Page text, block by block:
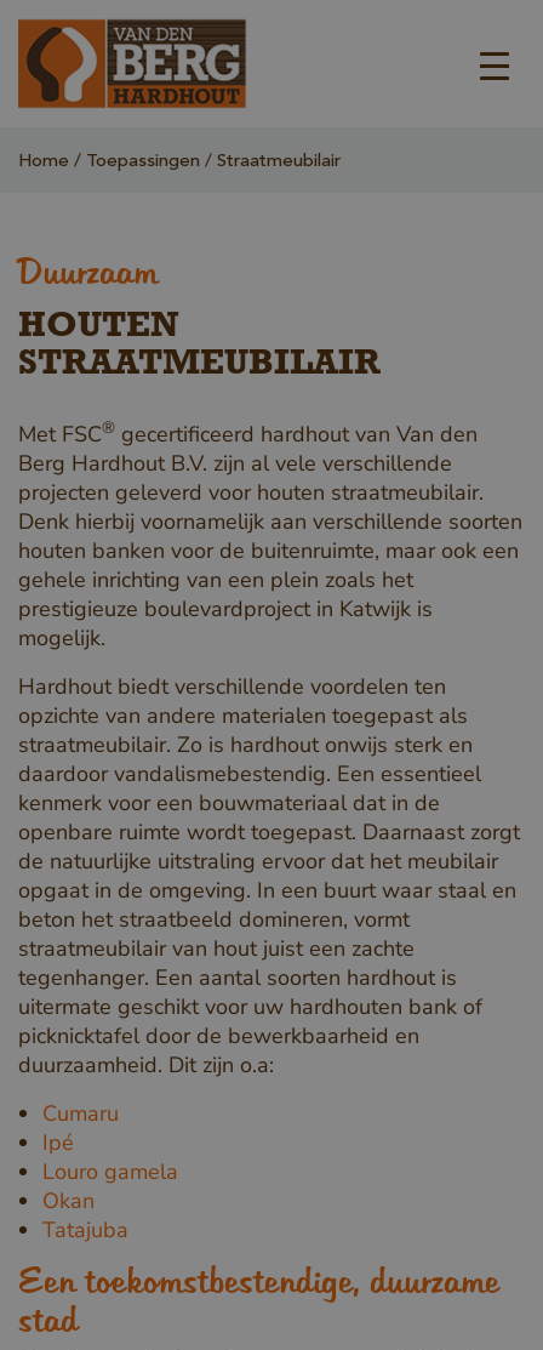
Home Toepassingen Straatmeubilair
Duurzaam
HOUTEN
STRAATMEUBILAIR
Met FSC® gecertificeerd hardhout van Van den
Berg Hardhout B.V. zijn al vele verschillende
projecten geleverd voor houten straatmeubilair.
Denk hierbij voornamelijk aan verschillende soorten
houten banken voor de buitenruimte, maar ook een
gehele inrichting van een plein zoals het
prestigieuze boulevardproject in Katwijk is
mogelijk.
Hardhout biedt verschillende voordelen ten
opzichte van andere materialen toegepast als
straatmeubilair. Zo is hardhout onwijs sterk en
daardoor vandalismebestendig. Een essentieel
kenmerk voor een bouwmateriaal dat in de
openbare ruimte wordt toegepast. Daarnaast zorgt
de natuurlijke uitstraling ervoor dat het meubilair
opgaat in de omgeving. In een buurt waar staal en
beton het straatbeeld domineren, vormt
straatmeubilair van hout juist een zachte
tegenhanger. Een aantal soorten hardhout is
uitermate geschikt voor uw hardhouten bank of
picknicktafel door de bewerkbaarheid en
duurzaamheid. Dit zijn o.a:
Cumaru
Ipé
Louro gamela
Okan
Tatajuba
Een toekomstbestendige, duurzame
stad